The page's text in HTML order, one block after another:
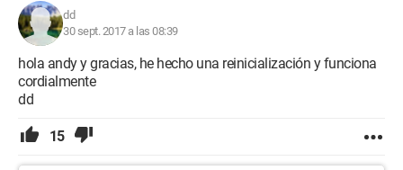
dd
30 sept. 2017 a las 08:39
hola andy y gracias, he hecho una reinicialización y funciona
cordialmente
dd
15